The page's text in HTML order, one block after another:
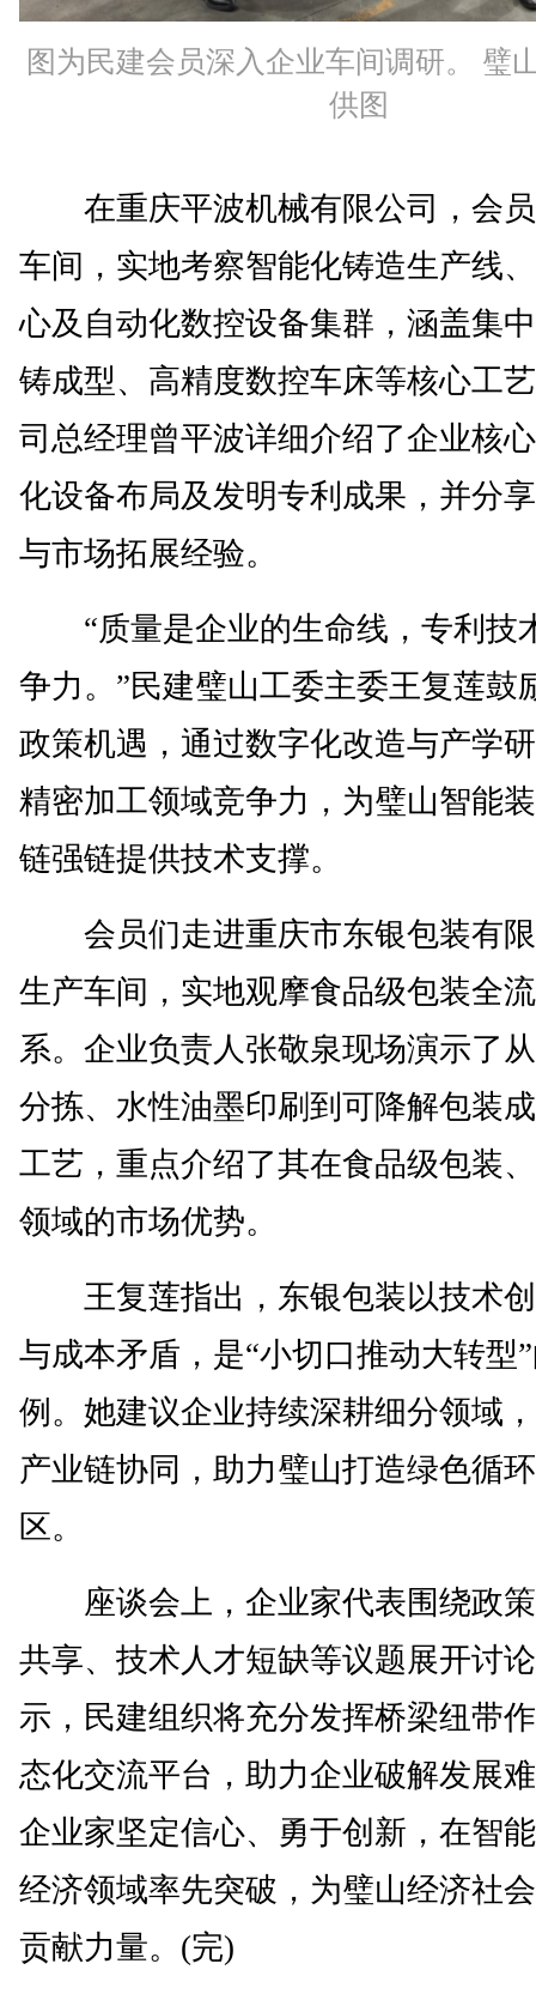
图为民建会员深入企业车间调研。 璧
供图
在重庆平波机械有限公司，会员
车间，实地考察智能化铸造生产线
心及自动化数控设备集群，涵盖集
铸成型、高精度数控车床等核心工
司总经理曾平波详细介绍了企业核
化设备布局及发明专利成果，并分
与市场拓展经验。
“质量是企业的生命线，专利技
争力。”民建璧山工委主委王复莲鼓
政策机遇，通过数字化改造与产学
精密加工领域竞争力，为璧山智能
链强链提供技术支撑。
会员们走进重庆市东银包装有限
生产车间，实地观摩食品级包装全
系。企业负责人张敬泉现场演示了
分拣、水性油墨印刷到可降解包装
工艺，重点介绍了其在食品级包装
领域的市场优势。
王复莲指出，东银包装以技术创
与成本矛盾，是“小切口推动大转型
例。她建议企业持续深耕细分领域
产业链协同，助力璧山打造绿色循
区。
座谈会上，企业家代表围绕政策
共享、技术人才短缺等议题展开讨
示，民建组织将充分发挥桥梁纽带
态化交流平台，助力企业破解发展
企业家坚定信心、勇于创新，在智
经济领域率先突破，为璧山经济社
贡献力量。(完)